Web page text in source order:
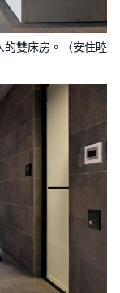
雙床房。（安住睦